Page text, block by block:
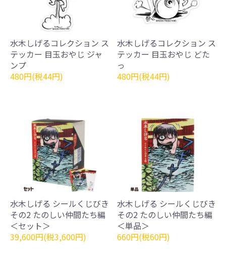
水木しげるコレクション ス
テッカー 目玉おやじ ジャ
ンプ
480円(税44円)
水木しげるコレクション ス
テッカー 目玉おやじ どた
っ
480円(税44円)
水木しげる シールくじびき
その2 たのしい仲間たち編
＜セット＞
39,600円(税3,600円)
水木しげる シールくじびき
その2 たのしい仲間たち編
＜単品＞
660円(税60円)